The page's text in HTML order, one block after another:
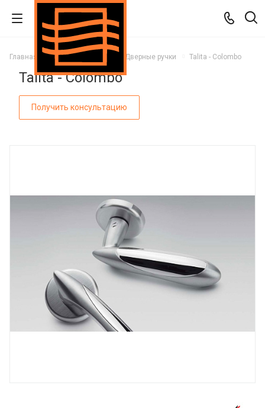
Главная Каталог Дверные ручки Talita - Colombo
Talita - Colombo
Получить консультацию